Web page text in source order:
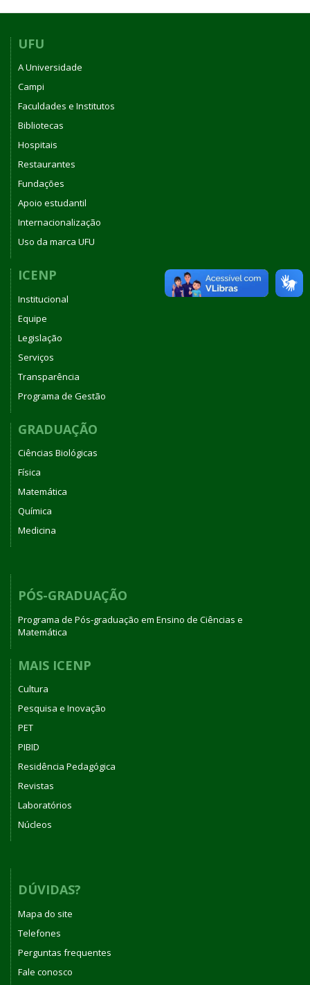
UFU
A Universidade
Campi
Faculdades e Institutos
Bibliotecas
Hospitais
Restaurantes
Fundações
Apoio estudantil
Internacionalização
Uso da marca UFU
ICENP
Institucional
Equipe
Legislação
Serviços
Transparência
Programa de Gestão
GRADUAÇÃO
Ciências Biológicas
Física
Matemática
Química
Medicina
PÓS-GRADUAÇÃO
Programa de Pós-graduação em Ensino de Ciências e
Matemática
MAIS ICENP
Cultura
Pesquisa e Inovação
PET
PIBID
Residência Pedagógica
Revistas
Laboratórios
Núcleos
DÚVIDAS?
Mapa do site
Telefones
Perguntas frequentes
Fale conosco